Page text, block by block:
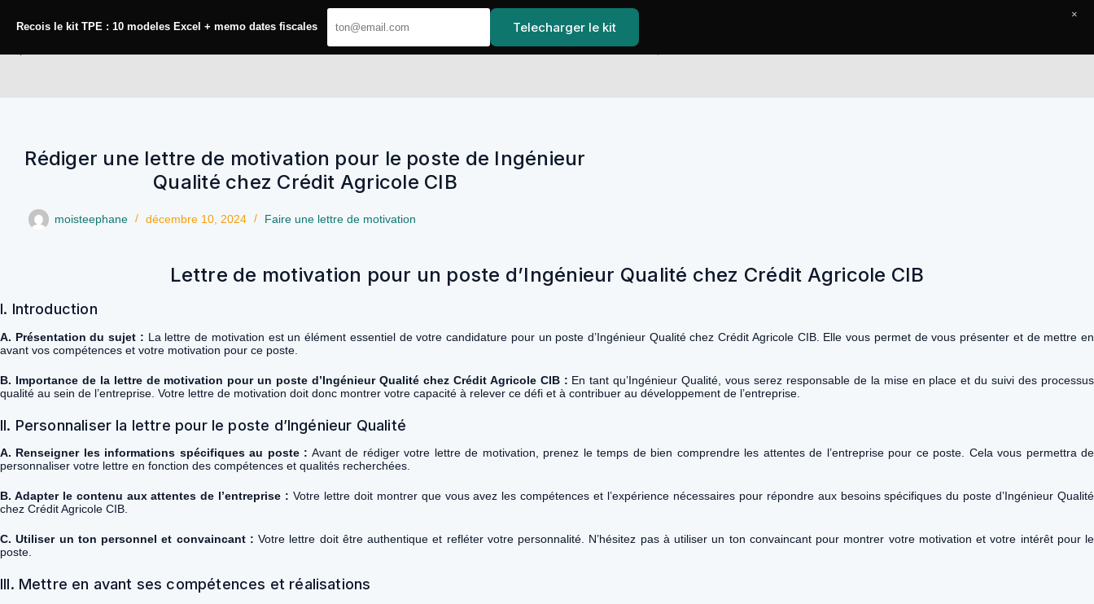
contenu
Rédiger une lettre de motivation pour le poste de Ingénieur
Qualité chez Crédit Agricole CIB
moisteephane décembre 10, 2024 Faire une lettre de motivation
Lettre de motivation pour un poste d’Ingénieur Qualité chez Crédit Agricole CIB
I. Introduction
A. Présentation du sujet : La lettre de motivation est un élément essentiel de votre candidature pour un poste d’Ingénieur Qualité chez Crédit Agricole CIB. Elle vous permet de vous présenter et de mettre en
avant vos compétences et votre motivation pour ce poste.
B. Importance de la lettre de motivation pour un poste d’Ingénieur Qualité chez Crédit Agricole CIB : En tant qu’Ingénieur Qualité, vous serez responsable de la mise en place et du suivi des processus
qualité au sein de l’entreprise. Votre lettre de motivation doit donc montrer votre capacité à relever ce défi et à contribuer au développement de l’entreprise.
II. Personnaliser la lettre pour le poste d’Ingénieur Qualité
A. Renseigner les informations spécifiques au poste : Avant de rédiger votre lettre de motivation, prenez le temps de bien comprendre les attentes de l’entreprise pour ce poste. Cela vous permettra de
personnaliser votre lettre en fonction des compétences et qualités recherchées.
B. Adapter le contenu aux attentes de l’entreprise : Votre lettre doit montrer que vous avez les compétences et l’expérience nécessaires pour répondre aux besoins spécifiques du poste d’Ingénieur Qualité
chez Crédit Agricole CIB.
C. Utiliser un ton personnel et convaincant : Votre lettre doit être authentique et refléter votre personnalité. N’hésitez pas à utiliser un ton convaincant pour montrer votre motivation et votre intérêt pour le
poste.
III. Mettre en avant ses compétences et réalisations
Recois le kit TPE : 10 modeles Excel + memo dates fiscales Telecharger le kit
×